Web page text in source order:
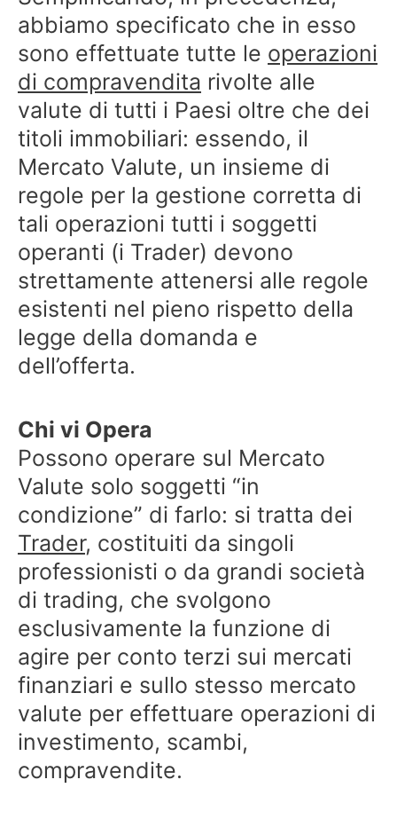
abbiamo specificato che in esso
sono effettuate tutte le operazioni
di compravendita rivolte alle
valute di tutti i Paesi oltre che dei
titoli immobiliari: essendo, il
Mercato Valute, un insieme di
regole per la gestione corretta di
tali operazioni tutti i soggetti
operanti (i Trader) devono
strettamente attenersi alle regole
esistenti nel pieno rispetto della
legge della domanda e
dell’offerta.
Chi vi Opera
Possono operare sul Mercato
Valute solo soggetti “in
condizione” di farlo: si tratta dei
Trader, costituiti da singoli
professionisti o da grandi società
di trading, che svolgono
esclusivamente la funzione di
agire per conto terzi sui mercati
finanziari e sullo stesso mercato
valute per effettuare operazioni di
investimento, scambi,
compravendite.